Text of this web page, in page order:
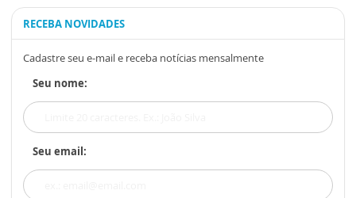
RECEBA NOVIDADES
Cadastre seu e-mail e receba notícias mensalmente
Seu nome:
Seu email: